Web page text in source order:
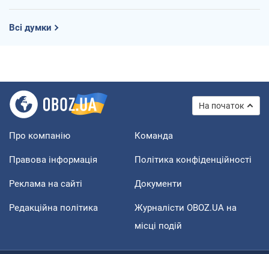
Всі думки
На початок
Про компанію Команда
Правова інформація Політика конфіденційності
Реклама на сайті Документи
Редакційна політика
Журналісти OBOZ.UA на
місці подій